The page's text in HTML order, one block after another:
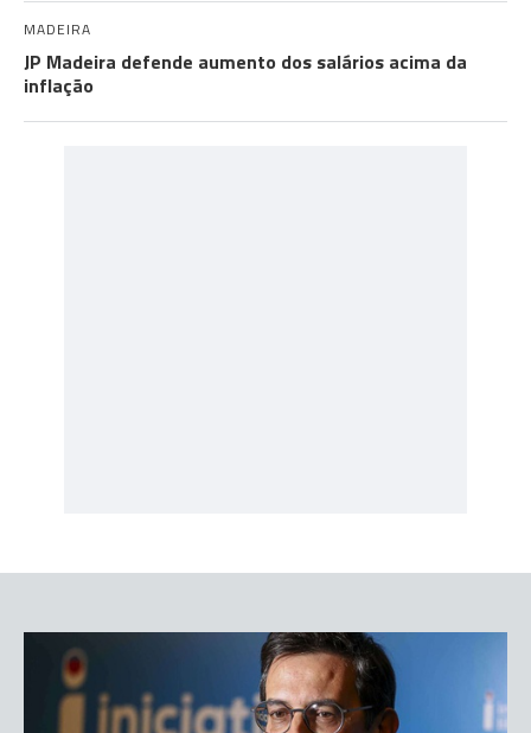
MADEIRA
JP Madeira defende aumento dos salários acima da
inflação